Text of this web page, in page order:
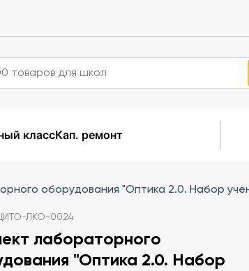
классКап. ремонт
оборудования "Оптика 2.0. Набор
ЛКО-0024
лабораторного
"Оптика 2.0. Набор